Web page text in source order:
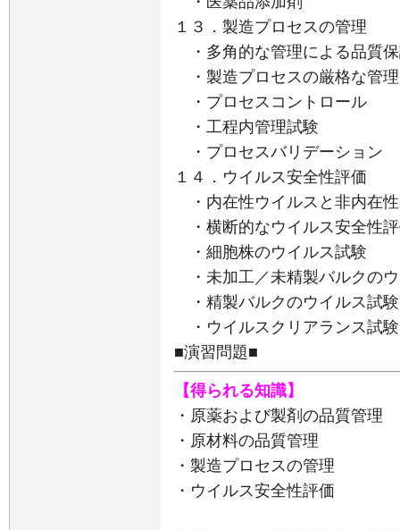
１３．製造プロセスの管理
・多角的な管理による品質
・製造プロセスの厳格な管理
・プロセスコントロール
・工程内管理試験
・プロセスバリデーション
１４．ウイルス安全性評価
・内在性ウイルスと非内在
・横断的なウイルス安全性
・細胞株のウイルス試験
・未加工／未精製バルクの
・精製バルクのウイルス試験
・ウイルスクリアランス試験
■演習問題■
【得られる知識】
・原薬および製剤の品質管理
・原材料の品質管理
・製造プロセスの管理
・ウイルス安全性評価